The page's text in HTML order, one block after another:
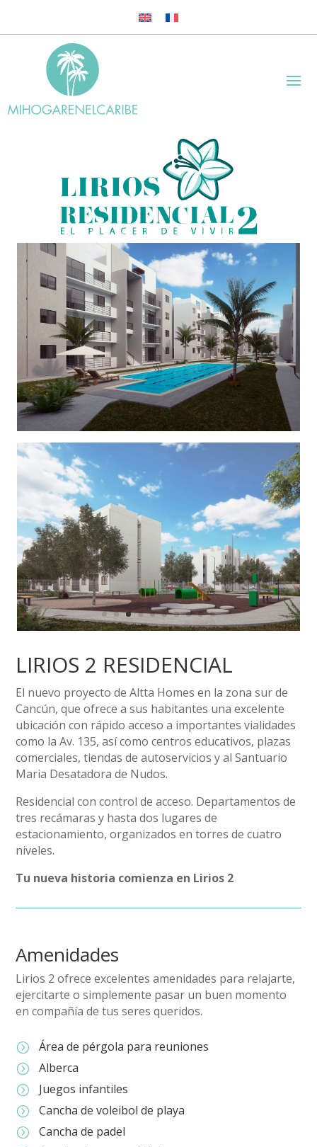
LIRIOS 2 RESIDENCIAL
El nuevo proyecto de Altta Homes en la zona sur de
Cancún, que ofrece a sus habitantes una excelente
ubicación con rápido acceso a importantes vialidades
como la Av. 135, así como centros educativos, plazas
comerciales, tiendas de autoservicios y al Santuario
Maria Desatadora de Nudos.
Residencial con control de acceso. Departamentos de
tres recámaras y hasta dos lugares de
estacionamiento, organizados en torres de cuatro
niveles.
Tu nueva historia comienza en Lirios 2
Amenidades
Lirios 2 ofrece excelentes amenidades para relajarte,
ejercitarte o simplemente pasar un buen momento
en compañía de tus seres queridos.
= Área de pérgola para reuniones
= Alberca
= Juegos infantiles
= Cancha de voleibol de playa
= Cancha de padel